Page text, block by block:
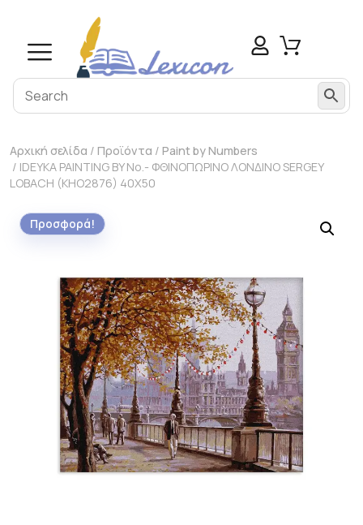
Αρχική σελίδα / Προϊόντα / Paint by Numbers
/ IDEYKA PAINTING BY No.- ΦΘΙΝΟΠΩΡΙΝΟ ΛΟΝΔΙΝΟ SERGEY
LOBACH (KHO2876) 40Χ50
Προσφορά!